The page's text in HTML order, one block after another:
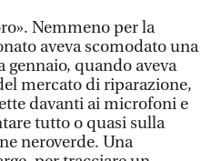
Nemmeno per la
aveva scomodato una
quando aveva
mercato di riparazione,
davanti ai microfoni e
tutto o quasi sulla
neroverde. Una